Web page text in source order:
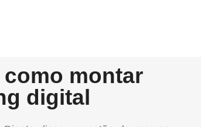
montar
digital